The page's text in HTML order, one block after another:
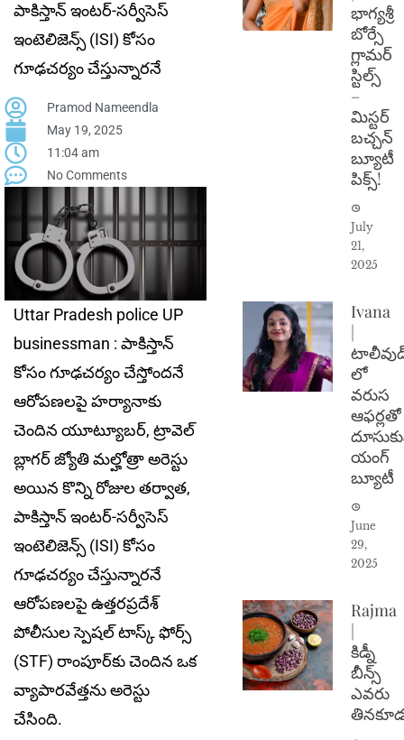
పాకిస్తాన్ ఇంటర్-సర్వీసెస్
ఇంటెలిజెన్స్ (ISI) కోసం
గూఢచర్యం చేస్తున్నారనే
Pramod Nameendla
May 19, 2025
11:04 am
No Comments
Uttar Pradesh police UP
businessman : పాకిస్తాన్
కోసం గూఢచర్యం చేస్తోంద‌నే
ఆరోపణలపై హర్యానాకు
చెందిన యూట్యూబర్, ట్రావెల్
బ్లాగర్ జ్యోతి మల్హోత్రా అరెస్టు
అయిన కొన్ని రోజుల తర్వాత,
పాకిస్తాన్ ఇంటర్-సర్వీసెస్
ఇంటెలిజెన్స్ (ISI) కోసం
గూఢచర్యం చేస్తున్నారనే
ఆరోపణలపై ఉత్తరప్రదేశ్
పోలీసుల స్పెషల్ టాస్క్ ఫోర్స్
(STF) రాంపూర్‌కు చెందిన ఒక
వ్యాపారవేత్తను అరెస్టు
చేసింది.
భాగ్యశ్రీ
బోర్సే
గ్లామర్
స్టిల్స్
–
మిస్టర్
బచ్చన్
బ్యూటీ
పిక్స్!
July
21,
2025
Ivana
|
లో
వరుస
ఆఫర్లతో
యంగ్
బ్యూటీ
June
29,
2025
Rajma
|
కిడ్నీ
బీన్స్
ఎవరు